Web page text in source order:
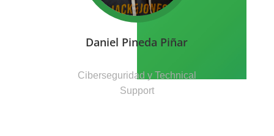
Daniel Pineda Piñar
Ciberseguridad y Technical
Support